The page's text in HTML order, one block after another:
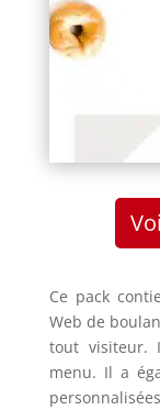
Ce pack
Web de
tout visiteur.
menu. Il a